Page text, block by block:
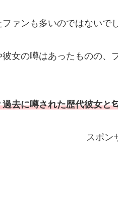
ァンも多いのではないで
女の噂はあったものの
去に噂された歴代彼女と
スポン